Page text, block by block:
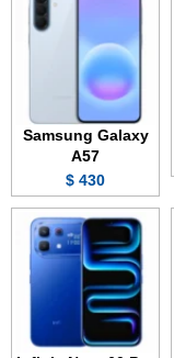
Samsung Galaxy
A57
430 $